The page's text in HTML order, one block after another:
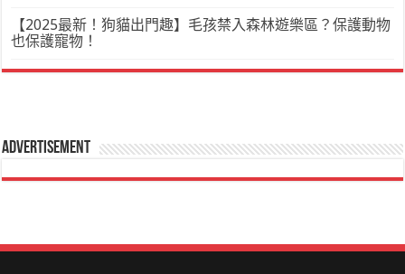
【2025最新！狗貓出門趣】毛孩禁入森林遊樂區？保護動物
也保護寵物！
Advertisement